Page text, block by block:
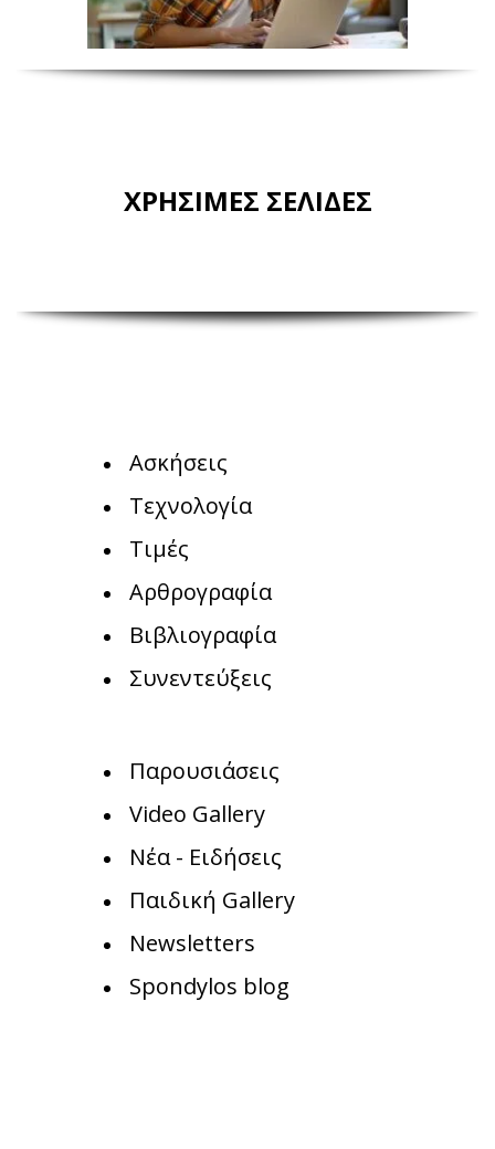
ΧΡΗΣΙΜΕΣ ΣΕΛΙΔΕΣ
Ασκήσεις
Τεχνολογία
Τιμές
Αρθρογραφία
Βιβλιογραφία
Συνεντεύξεις
Παρουσιάσεις
Video Gallery
Νέα - Ειδήσεις
Παιδική Gallery
Newsletters
Spondylos blog